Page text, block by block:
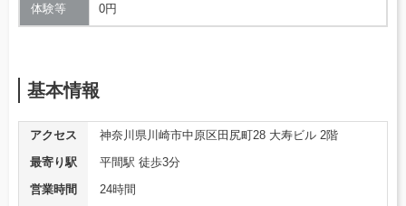
体験等 0円
基本情報
アクセス
神奈川県川崎市中原区田尻町28 大寿ビル 2階
最寄り駅
平間駅 徒歩3分
営業時間
24時間